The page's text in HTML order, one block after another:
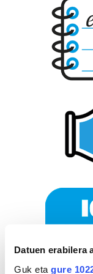
Datuen erabilera
Guk eta gure